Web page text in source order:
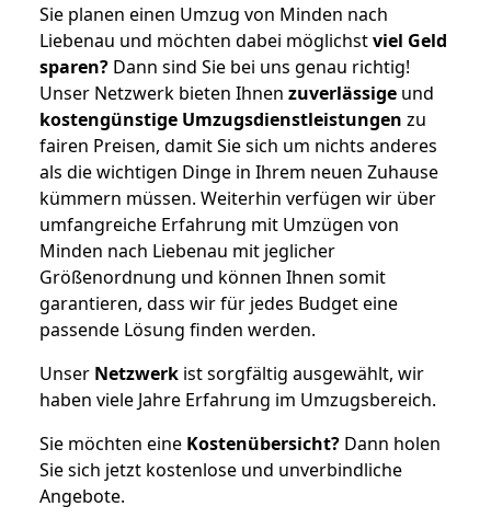
Sie planen einen Umzug von Minden nach
Liebenau und möchten dabei möglichstviel Geld
sparen? Dann sind Sie bei uns genau richtig!
Unser Netzwerk bieten Ihnen zuverlässige und
kostengünstige Umzugsdienstleistungen zu
fairen Preisen, damit Sie sich um nichts anderes
als die wichtigen Dinge in Ihrem neuen Zuhause
kümmern müssen. Weiterhin verfügen wir über
umfangreiche Erfahrung mit Umzügen von
Minden nach Liebenau mit jeglicher
Größenordnung und können Ihnen somit
garantieren, dass wir für jedes Budget eine
passende Lösung finden werden.
Unser Netzwerk ist sorgfältig ausgewählt, wir
haben viele Jahre Erfahrung im Umzugsbereich.
Sie möchten eine Kostenübersicht? Dann holen
Sie sich jetzt kostenlose und unverbindliche
Angebote.